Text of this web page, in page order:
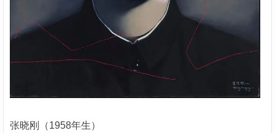
张晓刚（1958年生）